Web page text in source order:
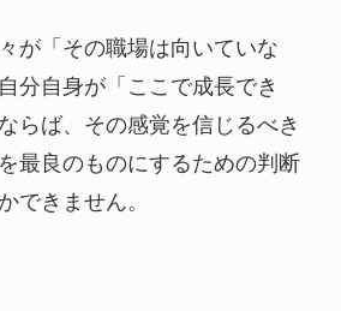
が「その職場は向いていな
分自身が「ここで成長でき
らば、その感覚を信じるべき
最良のものにするための判断
できません。